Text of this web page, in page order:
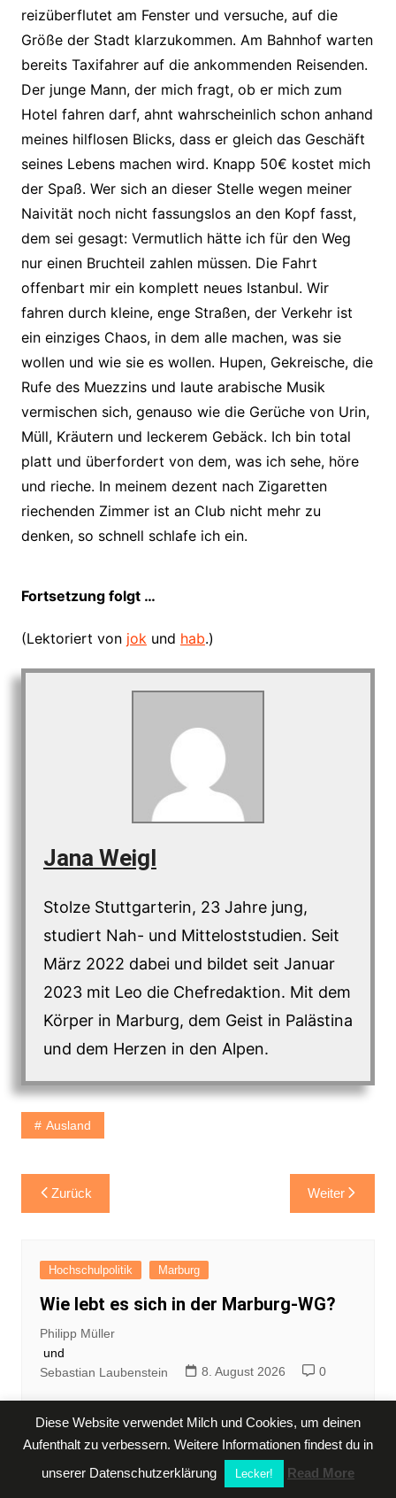
reizüberflutet am Fenster und versuche, auf die
Größe der Stadt klarzukommen. Am Bahnhof warten
bereits Taxifahrer auf die ankommenden Reisenden.
Der junge Mann, der mich fragt, ob er mich zum
Hotel fahren darf, ahnt wahrscheinlich schon anhand
meines hilflosen Blicks, dass er gleich das Geschäft
seines Lebens machen wird. Knapp 50€ kostet mich
der Spaß. Wer sich an dieser Stelle wegen meiner
Naivität noch nicht fassungslos an den Kopf fasst,
dem sei gesagt: Vermutlich hätte ich für den Weg
nur einen Bruchteil zahlen müssen. Die Fahrt
offenbart mir ein komplett neues Istanbul. Wir
fahren durch kleine, enge Straßen, der Verkehr ist
ein einziges Chaos, in dem alle machen, was sie
wollen und wie sie es wollen. Hupen, Gekreische, die
Rufe des Muezzins und laute arabische Musik
vermischen sich, genauso wie die Gerüche von Urin,
Müll, Kräutern und leckerem Gebäck. Ich bin total
platt und überfordert von dem, was ich sehe, höre
und rieche. In meinem dezent nach Zigaretten
riechenden Zimmer ist an Club nicht mehr zu
denken, so schnell schlafe ich ein.
Fortsetzung folgt …
(Lektoriert von jok und hab.)
Jana Weigl
Stolze Stuttgarterin, 23 Jahre jung,
studiert Nah- und Mitteloststudien. Seit
März 2022 dabei und bildet seit Januar
2023 mit Leo die Chefredaktion. Mit dem
Körper in Marburg, dem Geist in Palästina
und dem Herzen in den Alpen.
Ausland
Beitragsnavigation
Zurück Weiter
Hochschulpolitik Marburg
Wie lebt es sich in der Marburg-WG?
Philipp Müller
und
Sebastian Laubenstein
8. August 2026 0
Diese Website verwendet Milch und Cookies, um deinen
Aufenthalt zu verbessern. Weitere Informationen findest du in
unserer Datenschutzerklärung
Lecker! Read More